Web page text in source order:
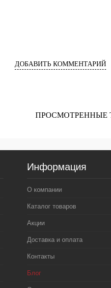
ДОБАВИТЬ КОММЕНТАРИЙ
ПРОСМОТРЕННЫЕ
Информация
О компании
Каталог товаров
Акции
Доставка и оплата
Контакты
Блог